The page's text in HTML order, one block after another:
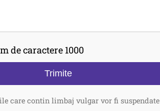
de caractere 1000
Trimite
care contin limbaj vulgar vor fi suspendate